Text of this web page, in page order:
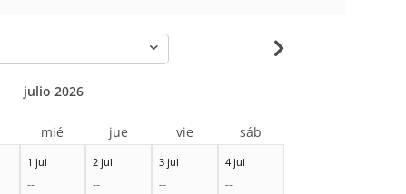
1 jul
--
2 jul
--
3 jul
--
4 jul
--
julio 2026
mié jue vie sáb